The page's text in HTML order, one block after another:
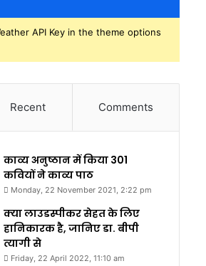
API Key in the theme options
Recent Comments
काव्य अनुष्ठान में किया 301
कवियों ने काव्य पाठ
Monday, 22 November 2021, 2:22 pm
क्या लाउडस्पीकर सेहत के लिए
हानिकारक है, जानिए डा. बीपी
त्यागी से
Friday, 22 April 2022, 11:10 am